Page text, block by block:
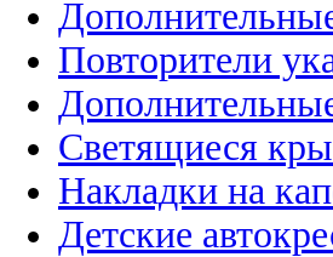
Повторители
Светящиеся
Накладки на
Детские